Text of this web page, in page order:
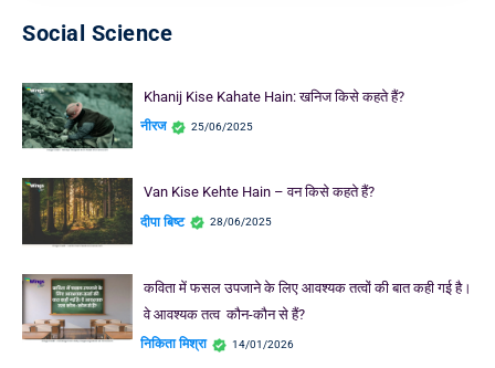
Social Science
Khanij Kise Kahate Hain: खनिज किसे कहते हैं?
नीरज 25/06/2025
Van Kise Kehte Hain – वन किसे कहते हैं?
दीपा बिष्ट 28/06/2025
कविता में फसल उपजाने के लिए आवश्यक तत्वों की बात कही गई है।
वे आवश्यक तत्व कौन-कौन से हैं?
निकिता मिश्रा 14/01/2026